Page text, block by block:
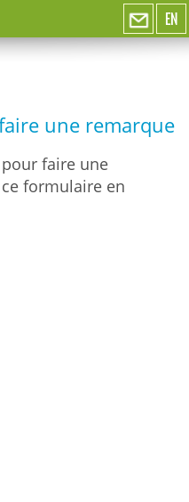
EN
une remarque
faire une
formulaire en